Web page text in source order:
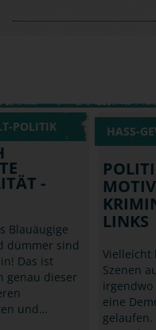
POLITIK
-
Blauäugige
dümmer sind
Das ist
genau dieser
und…
HASS-
LINKS
Vielleicht
Szenen
eine